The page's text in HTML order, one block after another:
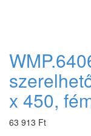
x 450,
63 913 Ft